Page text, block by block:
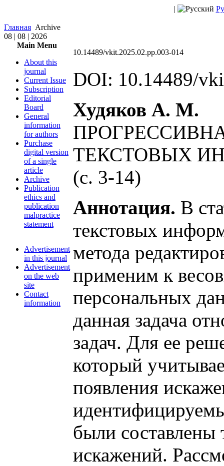
|
Главная Archive
08 | 08 | 2026
Main Menu
About this
journal
Current Issue
Subscription
Editorial
Board
General
information
for authors
Purchase
digital version
of a single
article
Archive
Publication
ethics and
publication
malpractice
statement
Advertisement
in this journal
Advertisement
on the web
site
Contact
information
10.14489/vkit.2025.02.pp.003-014
DOI: 10.14489/
Худяков А. М.
ТЕКСТОВЫХ
(c. 3-14)
Аннотация. В
текстовых
метода
применим к
персональных
данная задача
задач. Для ее
который
появления
были составлены
искажений.